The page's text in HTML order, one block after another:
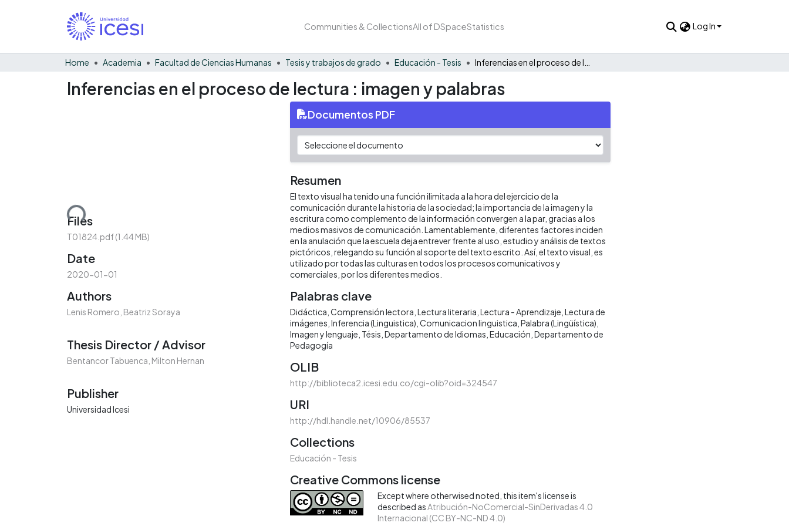
Communities & CollectionsAll of DSpaceStatistics Log In
Home Academia Facultad de Ciencias Humanas Tesis y trabajos de grado Educación - Tesis
Inferencias en el proceso de lectura : imagen y palabras
Loading...
Files
T01824.pdf(1.44 MB)
Date
2020-01-01
Authors
Lenis Romero, Beatriz Soraya
Thesis Director / Advisor
Bentancor Tabuenca, Milton Hernan
Publisher
Universidad Icesi
Documentos PDF
Resumen
El texto visual ha tenido una función ilimitada a la hora del ejercicio de la
comunicación durante la historia de la sociedad; la importancia de la imagen y la
escritura como complemento de la información convergen a la par, gracias a los
medios masivos de comunicación. Lamentablemente, diferentes factores inciden
en la anulación que la escuela deja entrever frente al uso, estudio y análisis de textos
pictóricos, relegando su función al soporte del texto escrito. Así, el texto visual, es
utilizado por todas las culturas en todos los procesos comunicativos y
comerciales, por los diferentes medios.
Palabras clave
Didáctica Comprensión lectora Lectura literaria Lectura - Aprendizaje Lectura de
imágenes Inferencia (Linguistica) Comunicacion linguistica Palabra (Lingüística)
Imagen y lenguaje Tésis Departamento de Idiomas Educación Departamento de
Pedagogía
OLIB
http://biblioteca2.icesi.edu.co/cgi-olib?oid=324547
URI
http://hdl.handle.net/10906/85537
Collections
Educación - Tesis
Creative Commons license
Except where otherwised noted, this item's license is
described as Atribución-NoComercial-SinDerivadas 4.0
Internacional (CC BY-NC-ND 4.0)